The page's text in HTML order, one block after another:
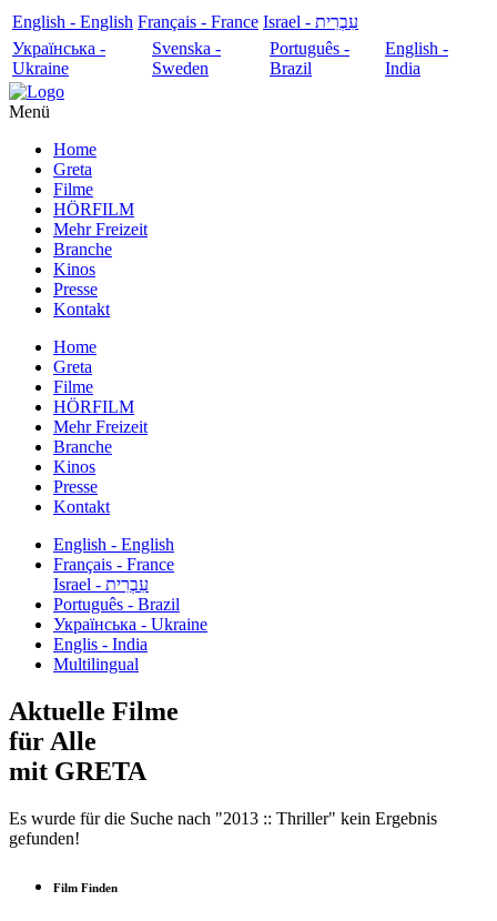
English - English Français - France
עִבְרִית - Israel
Українська -
Ukraine
Svenska -
Sweden
Português -
Brazil
English -
India
Menü
Home
Greta
Filme
HÖRFILM
Mehr Freizeit
Branche
Kinos
Presse
Kontakt
Home
Greta
Filme
HÖRFILM
Mehr Freizeit
Branche
Kinos
Presse
Kontakt
English - English
Français - France
עִבְרִית - Israel
Português - Brazil
Українська - Ukraine
Englis - India
Multilingual
Aktuelle Filme
für Alle
mit GRETA
Es wurde für die Suche nach "2013 :: Thriller" kein Ergebnis
gefunden!
Film Finden